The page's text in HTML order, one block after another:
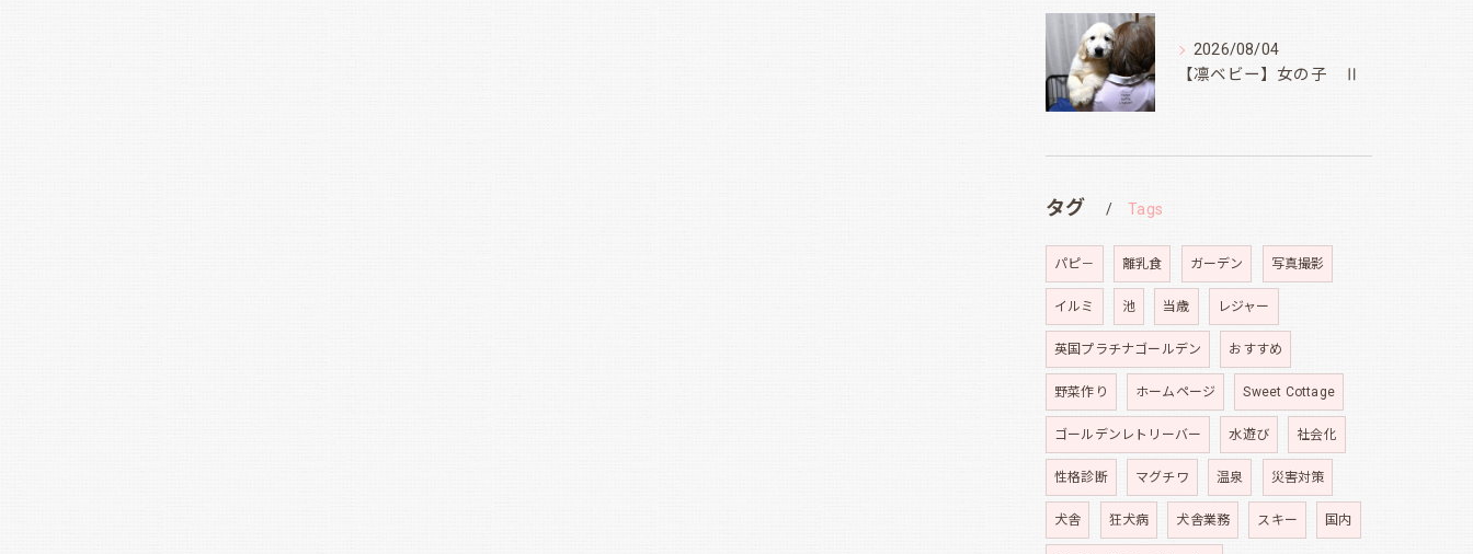
2026/08/04
【凛ベビー】女の子 Ⅱ
タグ Tags
パピ－ 離乳食 ガーデン 写真撮影
イルミ 池 当歳 レジャー
英国プラチナゴールデン おすすめ
野菜作り ホームページ Sweet Cottage
ゴールデンレトリーバー 水遊び 社会化
性格診断 マグチワ 温泉 災害対策
犬舎 狂犬病 犬舎業務 スキー 国内